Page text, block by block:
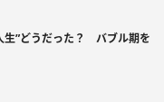
生”どうだった？ バブル期を